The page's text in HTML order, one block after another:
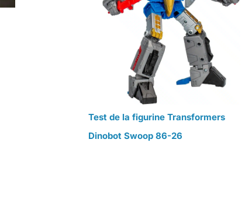
Test de la figurine Transformers
Dinobot Swoop 86-26